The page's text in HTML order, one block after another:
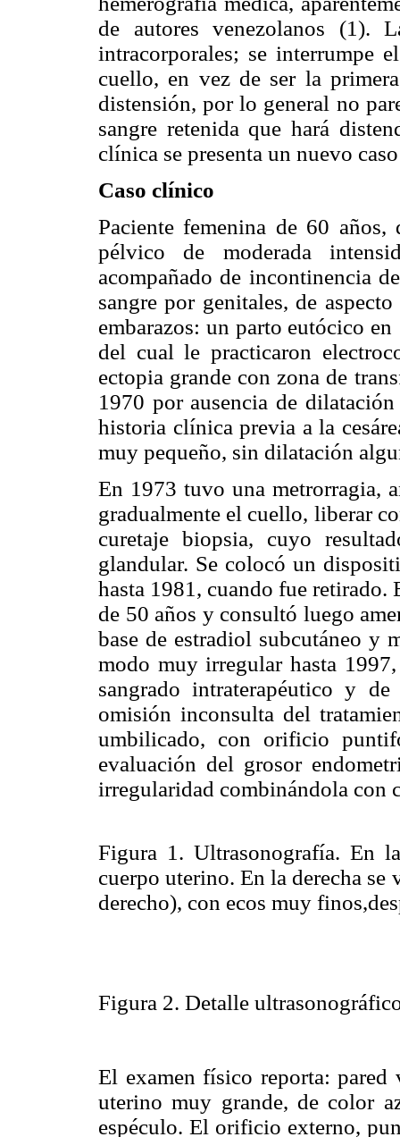
de autores venezolanos (1).
intracorporales; se interrumpe
cuello, en vez de ser la
distensión, por lo general no
sangre retenida que hará
clínica se presenta un nuevo
Caso clínico
Paciente femenina de 60
pélvico de moderada
acompañado de incontinencia
sangre por genitales, de
embarazos: un parto eutócico
del cual le practicaron
ectopia grande con zona de
1970 por ausencia de
historia clínica previa a la
muy pequeño, sin dilatación
En 1973 tuvo una metrorragia,
gradualmente el cuello, liberar
curetaje biopsia, cuyo
glandular. Se colocó un
hasta 1981, cuando fue retirado.
de 50 años y consultó luego
base de estradiol subcutáneo y
modo muy irregular hasta
sangrado intraterapéutico y
omisión inconsulta del
umbilicado, con orificio
evaluación del grosor
irregularidad combinándola con
Figura 1. Ultrasonografía. En
cuerpo uterino. En la derecha
derecho), con ecos muy
Figura 2. Detalle
El examen físico reporta:
uterino muy grande, de color
espéculo. El orificio externo,